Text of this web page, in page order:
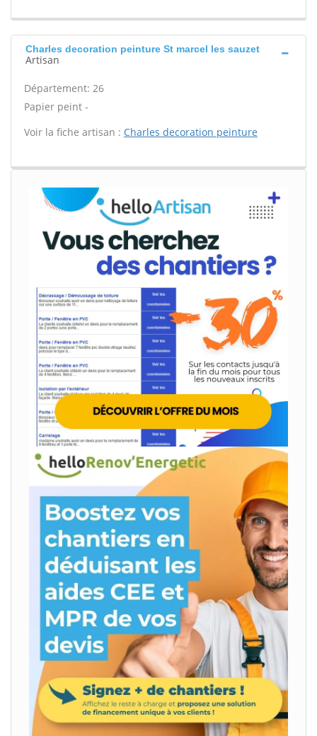
Charles decoration peinture St marcel les sauzet
Artisan
Département: 26
Papier peint -
Voir la fiche artisan : Charles decoration peinture